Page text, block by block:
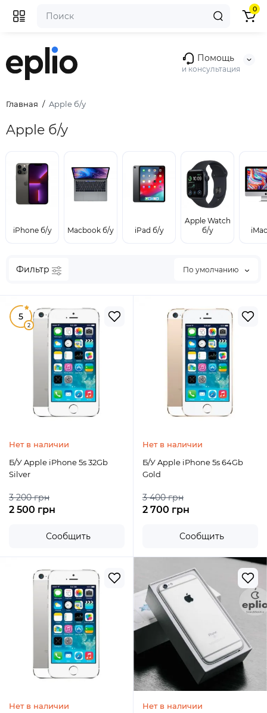
Помощь
и консультация
0
Главная Apple б/у
Apple б/у
iPhone б/у Macbook б/у iPad б/у
Apple Watch
б/у
Фильтр По умолчанию
5
2
Нет в наличии
Б/У Apple iPhone 5s 32Gb
Silver
3 200 грн
2 500 грн
Сообщить
Нет в наличии
Б/У Apple iPhone 5s 64Gb
Gold
3 400 грн
2 700 грн
Сообщить
Нет в наличии
Нет в наличии